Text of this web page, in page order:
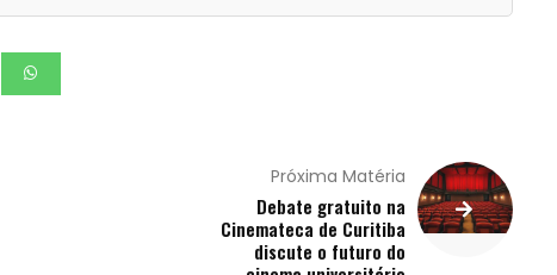
Próxima Matéria
Debate gratuito na
Cinemateca de Curitiba
discute o futuro do